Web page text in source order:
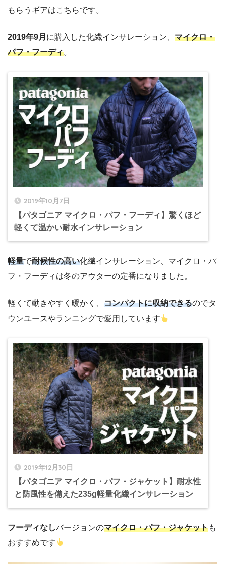
もらうギアはこちらです。
2019年9月 に購入した化繊インサレーション、 マイクロ・
パフ・フーディ。
2019年10月7日
【パタゴニア マイクロ・パフ・フーディ】驚くほど
軽くて温かい耐水インサレーション
軽量で耐候性の高い化繊インサレーション、マイクロ・パ
フ・フーディは冬のアウターの定番になりました。
軽くて動きやすく暖かく、 コンパクトに収納できるのでタ
ウンユースやランニングで愛用しています
2019年12月30日
【パタゴニア マイクロ・パフ・ジャケット】耐水性
と防風性を備えた235g軽量化繊インサレーション
フーディなしバージョンのマイクロ・パフ・ジャケットも
おすすめです